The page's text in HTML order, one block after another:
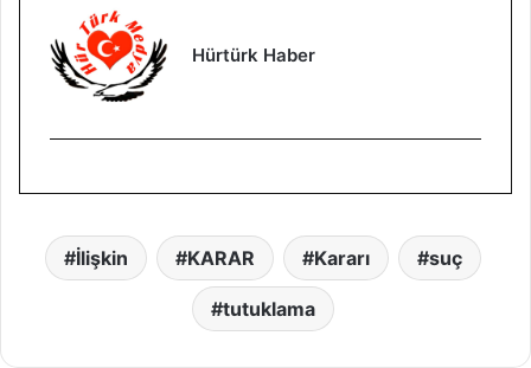
Hürtürk Haber
İlişkin KARAR Kararı suç
tutuklama